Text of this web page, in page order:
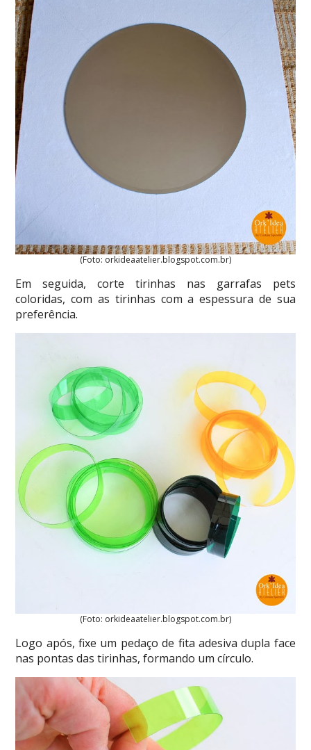
(Foto: orkideaatelier.blogspot.com.br)
Em seguida, corte tirinhas nas garrafas pets
coloridas, com as tirinhas com a espessura de sua
preferência.
(Foto: orkideaatelier.blogspot.com.br)
Logo após, fixe um pedaço de fita adesiva dupla face
nas pontas das tirinhas, formando um círculo.